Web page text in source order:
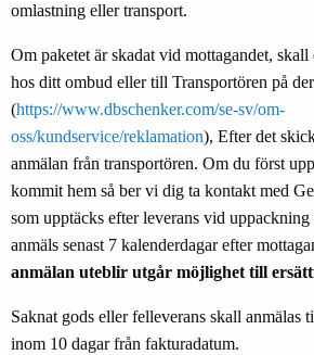
omlastning eller transport.
Om paketet är skadat vid mottagandet,
hos ditt ombud eller till Transportören på
(https://www.dbschenker.com/se-sv/om-
oss/kundservice/reklamation), Efter det
anmälan från transportören. Om du först
kommit hem så ber vi dig ta kontakt med
som upptäcks efter leverans vid
anmäls senast 7 kalenderdagar efter
anmälan uteblir utgår möjlighet till
Saknat gods eller felleverans skall
inom 10 dagar från fakturadatum.